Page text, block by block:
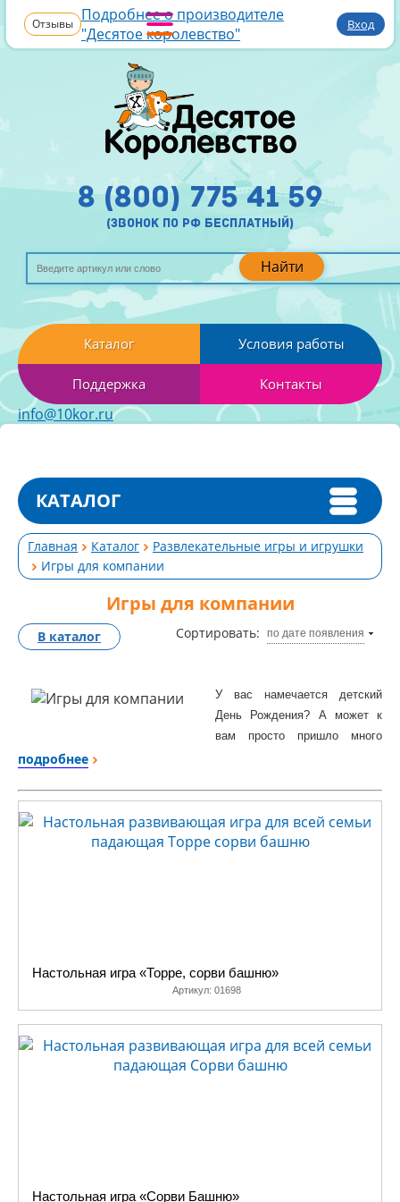
Отзывы Подробнее о производителе
"Десятое королевство"
Вход
Найти
8 (800) 775 41 59
(звонок по рф бесплатный)
Каталог Условия работы
Поддержка Контакты
info@10kor.ru
КАТАЛОГ
Главная Каталог
Развлекательные игры и игрушки
Игры для компании
Игры для компании
Сортировать: по дате появления
В каталог
У вас намечается детский
День Рождения? А может к
вам просто пришло много
этого отлично подойдут наши
игры для компании, причем
каждая игра рассчитана на
отлично подходит для
подвижных деток, ее правила
очень простые, но при этом
подробнее
Настольная игра «Торре, сорви башню»
Артикул: 01698
Настольная игра «Сорви Башню»